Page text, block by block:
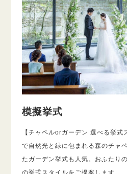
模擬挙式
【チャペルorガーデン 選べる挙式
で自然光と緑に包まれる森のチャ
たガーデン挙式も人気。おふたり
の挙式スタイルをご提案します。